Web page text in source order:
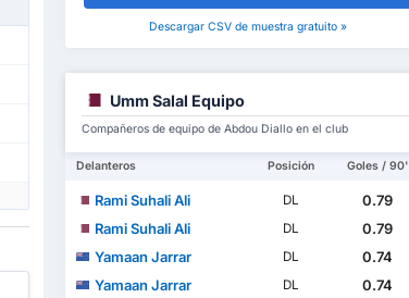
Descargar CSV de muestra gratuito »
Umm Salal Equipo
Compañeros de equipo de Abdou Diallo en el club
Delanteros Posición Goles / 90'
Rami Suhali Ali DL
0.79
Rami Suhali Ali
DL
0.79
Yamaan Jarrar
DL
0.74
Yamaan Jarrar
DL
0.74